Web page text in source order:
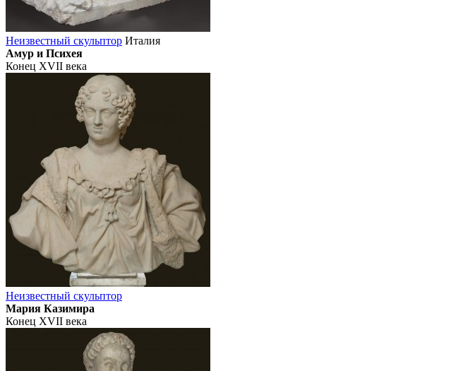
Неизвестный скульптор Италия
Амур и Психея
Конец XVII века
Неизвестный скульптор
Мария Казимира
Конец XVII века